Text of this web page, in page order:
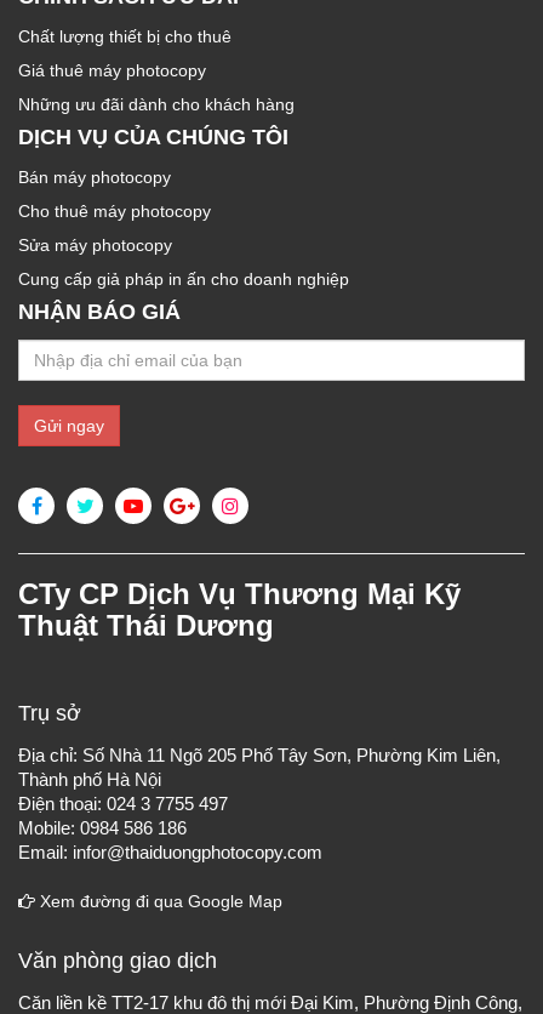
Chất lượng thiết bị cho thuê
Giá thuê máy photocopy
Những ưu đãi dành cho khách hàng
DỊCH VỤ CỦA CHÚNG TÔI
Bán máy photocopy
Cho thuê máy photocopy
Sửa máy photocopy
Cung cấp giả pháp in ấn cho doanh nghiệp
NHẬN BÁO GIÁ
CTy CP Dịch Vụ Thương Mại Kỹ
Thuật Thái Dương
Trụ sở
Địa chỉ: Số Nhà 11 Ngõ 205 Phố Tây Sơn, Phường Kim Liên,
Thành phố Hà Nội
Điện thoại: 024 3 7755 497
Mobile: 0984 586 186
Email: infor@thaiduongphotocopy.com
Xem đường đi qua Google Map
Văn phòng giao dịch
Căn liền kề TT2-17 khu đô thị mới Đại Kim, Phường Định Công,